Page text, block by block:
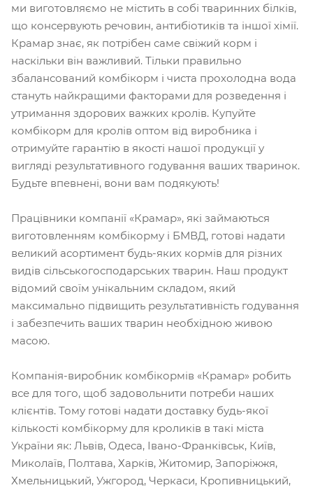
ми виготовляємо не містить в собі тваринних білків,
що консервують речовин, антибіотиків та іншої хімії.
Крамар знає, як потрібен саме свіжий корм і
наскільки він важливий. Тільки правильно
збалансований комбікорм і чиста прохолодна вода
стануть найкращими факторами для розведення і
утримання здорових важких кролів. Купуйте
комбікорм для кролів оптом від виробника і
отримуйте гарантію в якості нашої продукції у
вигляді результативного годування ваших тваринок.
Будьте впевнені, вони вам подякують!
Працівники компанії «Крамар», які займаються
виготовленням комбікорму і БМВД, готові надати
великий асортимент будь-яких кормів для різних
видів сільськогосподарських тварин. Наш продукт
відомий своїм унікальним складом, який
максимально підвищить результативність годування
і забезпечить ваших тварин необхідною живою
масою.
Компанія-виробник комбікормів «Крамар» робить
все для того, щоб задовольнити потреби наших
клієнтів. Тому готові надати доставку будь-якої
кількості комбікорму для кроликів в такі міста
України як: Львів, Одеса, Івано-Франківськ, Київ,
Миколаїв, Полтава, Харків, Житомир, Запоріжжя,
Хмельницький, Ужгород, Черкаси, Кропивницький,